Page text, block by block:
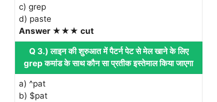
c) grep
d) paste
Answer ★★★ cut
Q 3.) लाइन की शुरुआत में पैटर्न पेट से मेल खाने के लिए
grep कमांड के साथ कौन सा प्रतीक इस्तेमाल किया जाएगा
a) ^pat
b) $pat